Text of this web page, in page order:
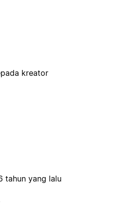
kreator
tahun yang lalu